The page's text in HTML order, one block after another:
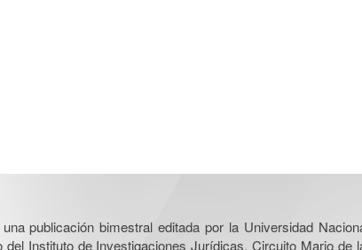
publicación bimestral editada por la Universidad
Instituto de Investigaciones Jurídicas, Circuito Mario de